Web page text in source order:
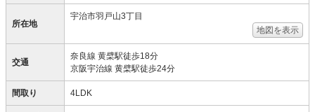
所在地
宇治市羽戸山3丁目
地図を表示
交通
奈良線 黄檗駅徒歩18分
京阪宇治線 黄檗駅徒歩24分
間取り 4LDK